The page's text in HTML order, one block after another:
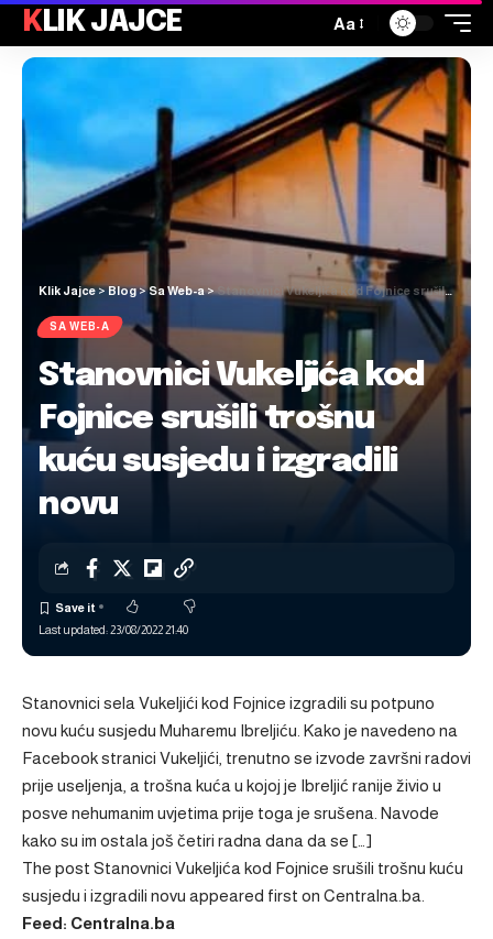
KLIK JAJCE Aa
Klik Jajce>Blog>Sa Web-a>Stanovnici Vukeljića kod Fojnice srušili trošnu kuću susjedu i izgradili novu
SA WEB-A
Stanovnici Vukeljića kod
Fojnice srušili trošnu
kuću susjedu i izgradili
novu
Last updated: 23/08/2022 21:40
Stanovnici sela Vukeljići kod Fojnice izgradili su potpuno
novu kuću susjedu Muharemu Ibreljiću. Kako je navedeno na
Facebook stranici Vukeljići, trenutno se izvode završni radovi
prije useljenja, a trošna kuća u kojoj je Ibreljić ranije živio u
posve nehumanim uvjetima prije toga je srušena. Navode
kako su im ostala još četiri radna dana da se […]
The post Stanovnici Vukeljića kod Fojnice srušili trošnu kuću
susjedu i izgradili novu appeared first on Centralna.ba
Feed: Centralna.ba